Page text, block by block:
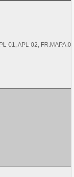
01, APL-02, FR.MAPA.01)